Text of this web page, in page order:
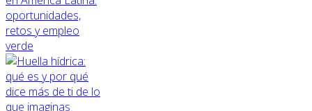
oportunidades,
retos y empleo
verde